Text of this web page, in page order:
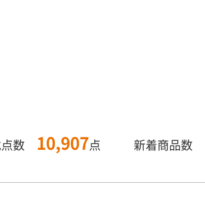
点数 10,907点 新着商品数